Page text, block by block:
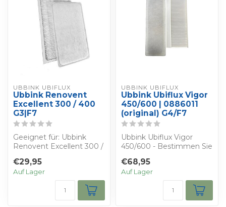
UBBINK UBIFLUX
Ubbink Renovent
Excellent 300 / 400
G3|F7
Geeignet für: Ubbink
Renovent Excellent 300 /
Ihren eigenen ...
€29,95
Auf Lager
UBBINK UBIFLUX
Ubbink Ubiflux Vigor
450/600 | 0886011
(original) G4/F7
Ubbink Ubiflux Vigor
450/600 - Bestimmen Sie
Sie erhalten...
€68,95
Auf Lager